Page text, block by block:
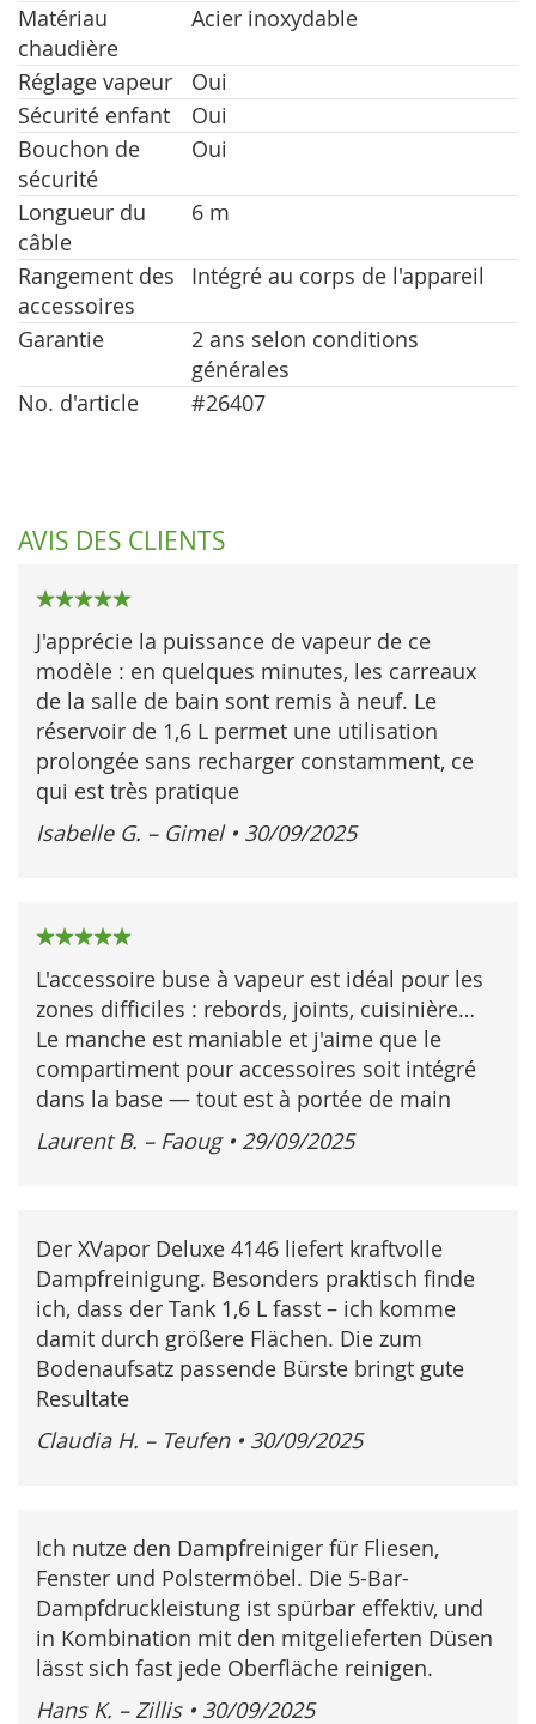
Matériau
chaudière
Acier inoxydable
Réglage vapeur
Oui
Sécurité enfant
Oui
Bouchon de
sécurité
Oui
Longueur du
câble
6 m
Rangement des
accessoires
Intégré au corps de l'appareil
Garantie
2 ans selon conditions
générales
No. d'article
#26407
AVIS DES CLIENTS
100%
J'apprécie la puissance de vapeur de ce
modèle : en quelques minutes, les carreaux
de la salle de bain sont remis à neuf. Le
réservoir de 1,6 L permet une utilisation
prolongée sans recharger constamment, ce
qui est très pratique
Isabelle G. – Gimel • 30/09/2025
100%
L'accessoire buse à vapeur est idéal pour les
zones difficiles : rebords, joints, cuisinière…
Le manche est maniable et j'aime que le
compartiment pour accessoires soit intégré
dans la base — tout est à portée de main
Laurent B. – Faoug • 29/09/2025
Der XVapor Deluxe 4146 liefert kraftvolle
Dampfreinigung. Besonders praktisch finde
ich, dass der Tank 1,6 L fasst – ich komme
damit durch größere Flächen. Die zum
Bodenaufsatz passende Bürste bringt gute
Resultate
Claudia H. – Teufen • 30/09/2025
Ich nutze den Dampfreiniger für Fliesen,
Fenster und Polstermöbel. Die 5-Bar-
Dampfdruckleistung ist spürbar effektiv, und
in Kombination mit den mitgelieferten Düsen
lässt sich fast jede Oberfläche reinigen.
Hans K. – Zillis • 30/09/2025